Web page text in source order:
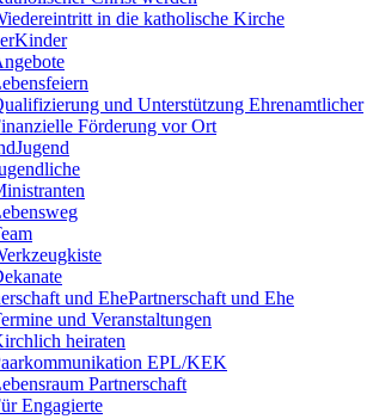
in die katholische Kirche
Kinder
und Unterstützung Ehrenamtlicher
Förderung vor Ort
Jugend
Partnerschaft und Ehe
und Veranstaltungen
heiraten
EPL/KEK
Partnerschaft
Engagierte